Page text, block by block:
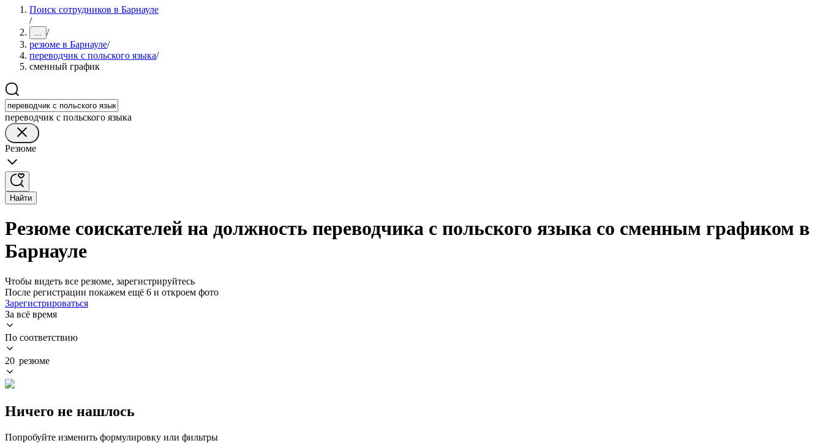
Поиск сотрудников в Барнауле
/
... /
резюме в Барнауле/
переводчик с польского языка/
сменный график
переводчик с польского языка
Резюме
Найти
Резюме соискателей на должность переводчика с польского языка со сменным графиком в
Барнауле
Чтобы видеть все резюме, зарегистрируйтесь
После регистрации покажем ещё 6 и откроем фото
Зарегистрироваться
За всё время
По соответствию
20 резюме
Ничего не нашлось
Попробуйте изменить формулировку или фильтры